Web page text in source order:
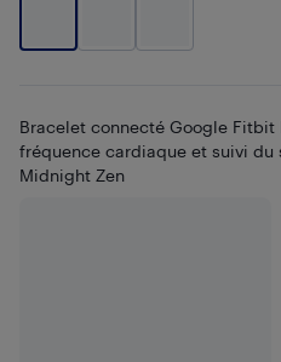
Bracelet connecté Google
fréquence cardiaque et suivi du
Midnight Zen